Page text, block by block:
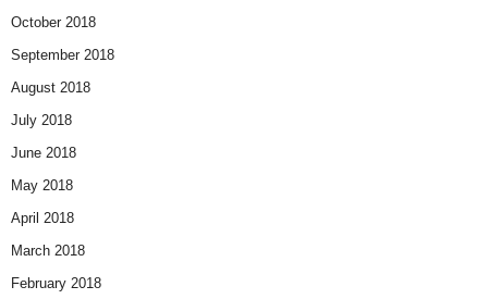
October 2018
September 2018
August 2018
July 2018
June 2018
May 2018
April 2018
March 2018
February 2018